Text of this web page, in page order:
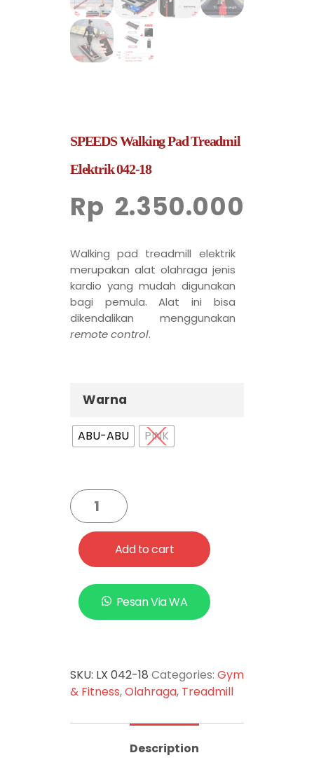
SPEEDS Walking Pad Treadmil
Elektrik 042-18
Rp 2.350.000
Walking pad treadmill elektrik
merupakan alat olahraga jenis
kardio yang mudah digunakan
bagi pemula. Alat ini bisa
dikendalikan menggunakan
remote control.
Warna
ABU-ABU PINK
Add to cart
Pesan Via WA
SKU: LX 042-18 Categories: Gym
& Fitness,Olahraga, Treadmill
Description